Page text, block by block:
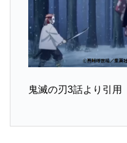
鬼滅の刃3話より引用